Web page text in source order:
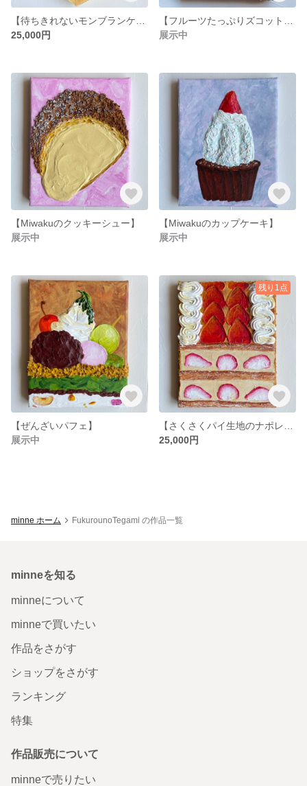
25,000円
展示中
【Miwakuのクッキーシュー】
展示中
【Miwakuのカップケーキ】
展示中
【ぜんざいパフェ】
展示中
残り1点
25,000円
minne ホーム FukurounoTegami の作品一覧
minneを知る
minneについて
minneで買いたい
作品をさがす
ショップをさがす
ランキング
特集
作品販売について
minneで売りたい